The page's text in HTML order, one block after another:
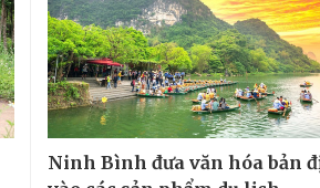
Ninh Bình đưa văn hóa bản